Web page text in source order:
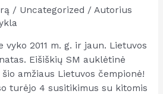
/ Uncategorized / Autorius
vyko 2011 m. g. ir jaun. Lietuvos
Eišiškių SM auklėtinė
amžiaus Lietuvos čempionė!
turėjo 4 susitikimus su kitomis